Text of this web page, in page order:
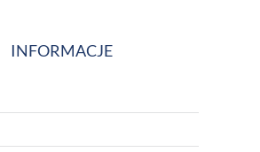
INFORMACJE